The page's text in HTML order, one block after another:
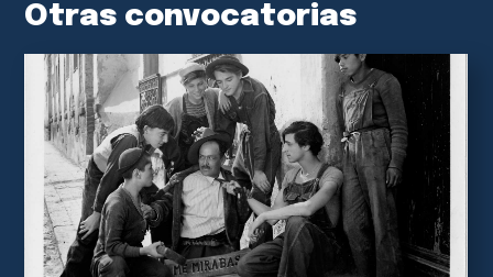
Otras convocatorias